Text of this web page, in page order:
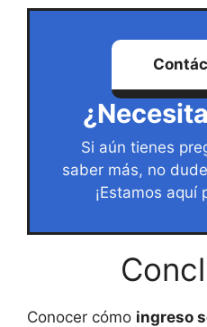
Si aún tienes
saber más, no
¡Estamos aquí
Conocer cómo ingreso